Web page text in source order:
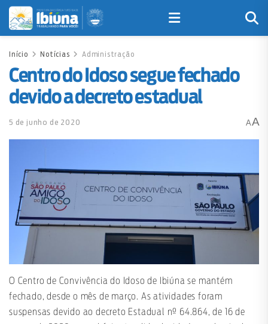
Início Notícias Administração
Centro do Idoso segue fechado
devido a decreto estadual
5 de junho de 2020 AA
O Centro de Convivência do Idoso de Ibiúna se mantém
fechado, desde o mês de março. As atividades foram
suspensas devido ao decreto Estadual nº 64.864, de 16 de